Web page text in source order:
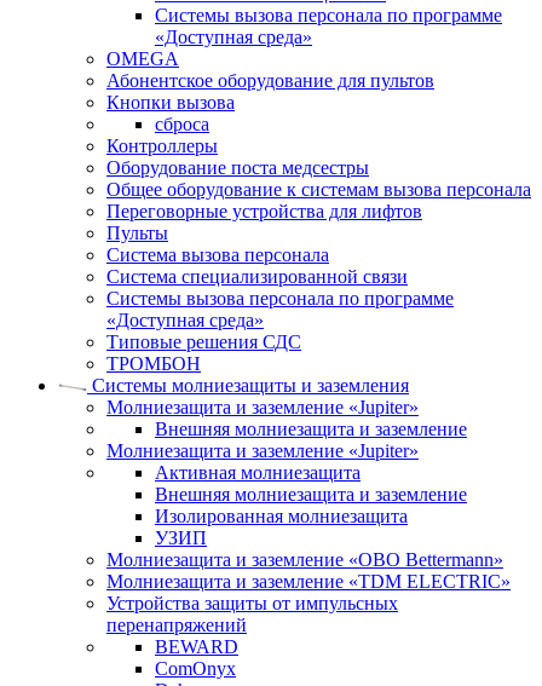
Системы вызова персонала по программе
«Доступная среда»
OMEGA
Абонентское оборудование для пультов
Кнопки вызова
сброса
Контроллеры
Оборудование поста медсестры
Общее оборудование к системам вызова персонала
Переговорные устройства для лифтов
Пульты
Система вызова персонала
Система специализированной связи
Системы вызова персонала по программе
«Доступная среда»
Типовые решения СДС
ТРОМБОН
Системы молниезащиты и заземления
Молниезащита и заземление «Jupiter»
Внешняя молниезащита и заземление
Молниезащита и заземление «Jupiter»
Активная молниезащита
Внешняя молниезащита и заземление
Изолированная молниезащита
УЗИП
Молниезащита и заземление «OBO Bettermann»
Молниезащита и заземление «TDM ЕLECTRIC»
Устройства защиты от импульсных
перенапряжений
BEWARD
ComOnyx